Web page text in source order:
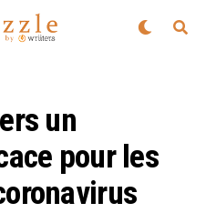
un
pour les